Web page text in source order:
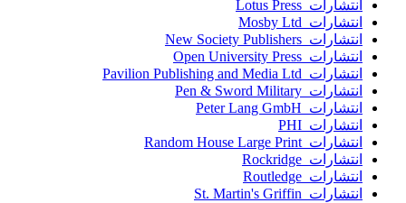
انتشارات Lotus Press
انتشارات Mosby Ltd
انتشارات New Society Publishers
انتشارات Open University Press
انتشارات Pavilion Publishing and Media Ltd
انتشارات Pen & Sword Military
انتشارات Peter Lang GmbH
انتشارات PHI
انتشارات Random House Large Print
انتشارات Rockridge
انتشارات Routledge
انتشارات St. Martin's Griffin